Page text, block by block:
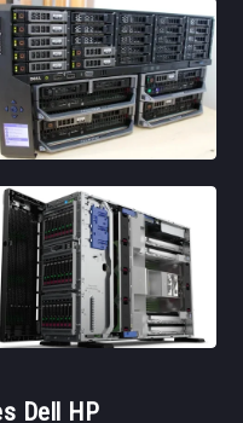
Dell HP